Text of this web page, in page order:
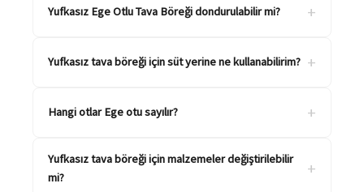
Yufkasız Ege Otlu Tava Böreği dondurulabilir mi? +
Yufkasız tava böreği için süt yerine ne kullanabilirim? +
Hangi otlar Ege otu sayılır? +
Yufkasız tava böreği için malzemeler değiştirilebilir
mi?
+